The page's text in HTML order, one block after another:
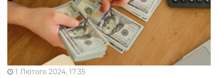
1 Лютого 2024, 17:35